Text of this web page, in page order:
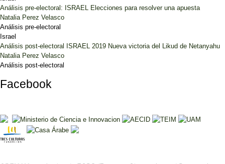
Análisis pre-electoral: ISRAEL Elecciones para resolver una apuesta
Natalia Perez Velasco
Análisis pre-electoral
Israel
Análisis post-electoral ISRAEL 2019 Nueva victoria del Likud de Netanyahu
Natalia Perez Velasco
Análisis post-electoral
Facebook